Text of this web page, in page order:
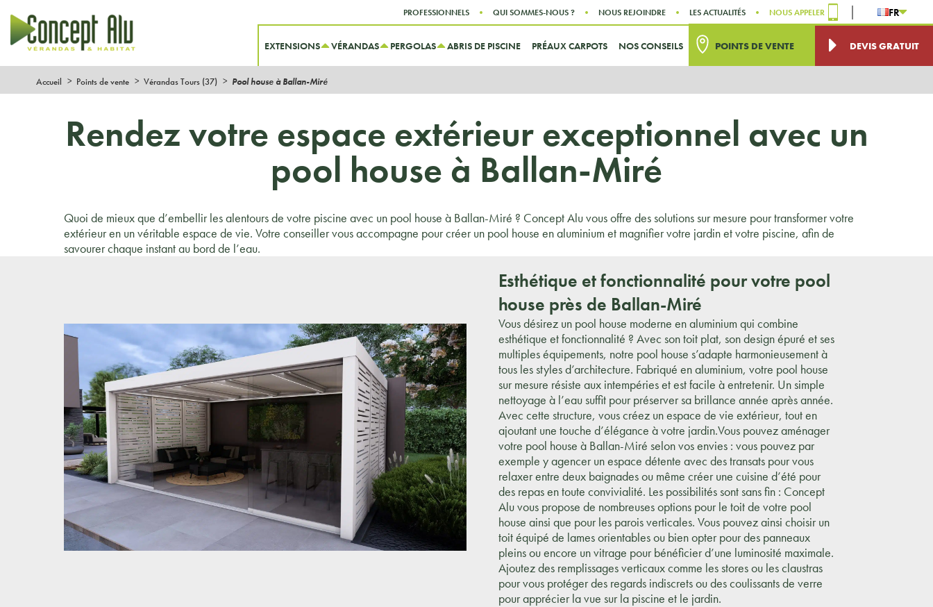
Aller au menu
Aller au contenu
PROFESSIONNELS QUI SOMMES-NOUS ? NOUS REJOINDRE LES ACTUALITÉS NOUS APPELER FR
EXTENSIONS VÉRANDAS PERGOLAS ABRIS DE PISCINE PRÉAUX CARPOTS NOS CONSEILS POINTS DE VENTE DEVIS GRATUIT
Accueil Points de vente Vérandas Tours (37) Pool house à Ballan-Miré
Rendez votre espace extérieur exceptionnel avec un
pool house à Ballan-Miré
Quoi de mieux que d’embellir les alentours de votre piscine avec un pool house à Ballan-Miré ? Concept Alu vous offre des solutions sur mesure pour transformer votre
extérieur en un véritable espace de vie. Votre conseiller vous accompagne pour créer un pool house en aluminium et magnifier votre jardin et votre piscine, afin de
savourer chaque instant au bord de l’eau.
Esthétique et fonctionnalité pour votre pool
house près de Ballan-Miré
Vous désirez un pool house moderne en aluminium qui combine
esthétique et fonctionnalité ? Avec son toit plat, son design épuré et ses
multiples équipements, notre pool house s’adapte harmonieusement à
tous les styles d’architecture. Fabriqué en aluminium, votre pool house
sur mesure résiste aux intempéries et est facile à entretenir. Un simple
nettoyage à l’eau suffit pour préserver sa brillance année après année.
Avec cette structure, vous créez un espace de vie extérieur, tout en
ajoutant une touche d’élégance à votre jardin.Vous pouvez aménager
votre pool house à Ballan-Miré selon vos envies : vous pouvez par
exemple y agencer un espace détente avec des transats pour vous
relaxer entre deux baignades ou même créer une cuisine d’été pour
des repas en toute convivialité. Les possibilités sont sans fin : Concept
Alu vous propose de nombreuses options pour le toit de votre pool
house ainsi que pour les parois verticales. Vous pouvez ainsi choisir un
toit équipé de lames orientables ou bien opter pour des panneaux
pleins ou encore un vitrage pour bénéficier d’une luminosité maximale.
Ajoutez des remplissages verticaux comme les stores ou les claustras
pour vous protéger des regards indiscrets ou des coulissants de verre
pour apprécier la vue sur la piscine et le jardin.